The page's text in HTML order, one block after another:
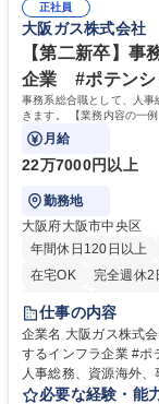
道路施設や道路工事
へ配属。※業務内容変更の範囲
ープ】総合職（事務
部門など多岐に渡る業
事業の他、新宿駅西口
イン」の管理運営を
います。 学歴・資格 学歴：大学院 大学 高専 短大 専修学校 高校 語学力：
資格：
正社員
大阪ガス株式会社
【第二新卒】
企業 #ポテンシ
事務系総合職として、人
きます。 【業務内容の一
門の企画スタッフ、ルート
月給
22万7000円以上
勤務地
大阪府大阪市中央区
年間休日120日以上
在宅OK
完全週休2
服装自由
第二新卒
仕事の内容
企業名 大阪ガス株式会社 求人名 【第二新卒】事務系総合職 #
するインフラ企業 #ポテンシャル採用 仕事
人事総務、資源海外
す。 【業務内容の一
必要な経験・能